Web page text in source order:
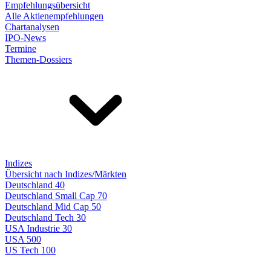
Empfehlungsübersicht
Alle Aktienempfehlungen
Chartanalysen
IPO-News
Termine
Themen-Dossiers
Indizes
Übersicht nach Indizes/Märkten
Deutschland 40
Deutschland Small Cap 70
Deutschland Mid Cap 50
Deutschland Tech 30
USA Industrie 30
USA 500
US Tech 100